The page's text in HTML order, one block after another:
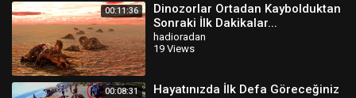
00:11:36
Dinozorlar Ortadan Kaybolduktan
Sonraki İlk Dakikalar...
hadioradan
19 Views
00:08:31
Hayatınızda İlk Defa Göreceğiniz